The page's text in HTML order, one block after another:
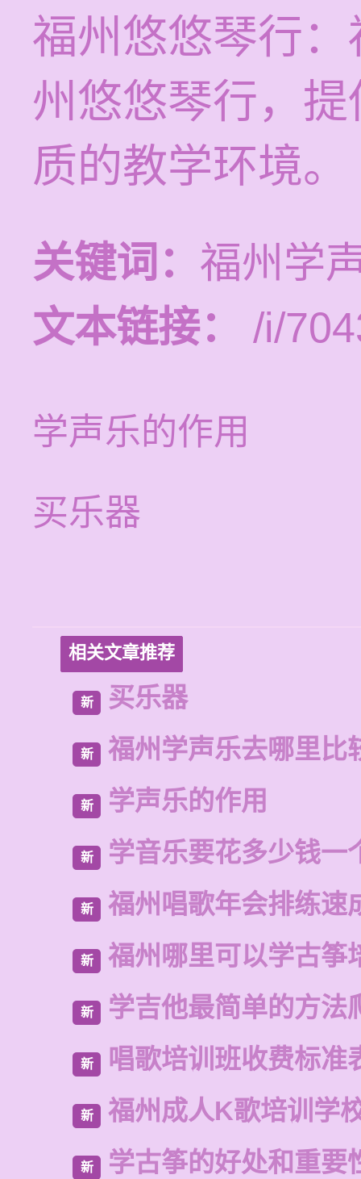
福州悠悠琴行
州悠悠琴行，
质的教学环境。
关键词： 福州学
文本链接：
/i/
学声乐的作用
买乐器
相关文章推荐
新 买乐器
新 福州学声乐去哪里比
新 学声乐的作用
新 学音乐要花多少钱一
新 福州唱歌年会排练速
新 福州哪里可以学古筝
新 学吉他最简单的方法
新 唱歌培训班收费标准
新 福州成人K歌培训学
新 学古筝的好处和重要